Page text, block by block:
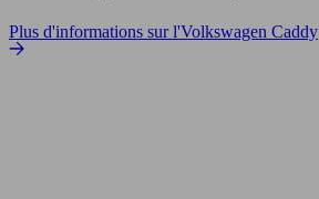
Plus d'informations sur l'Volkswagen Caddy